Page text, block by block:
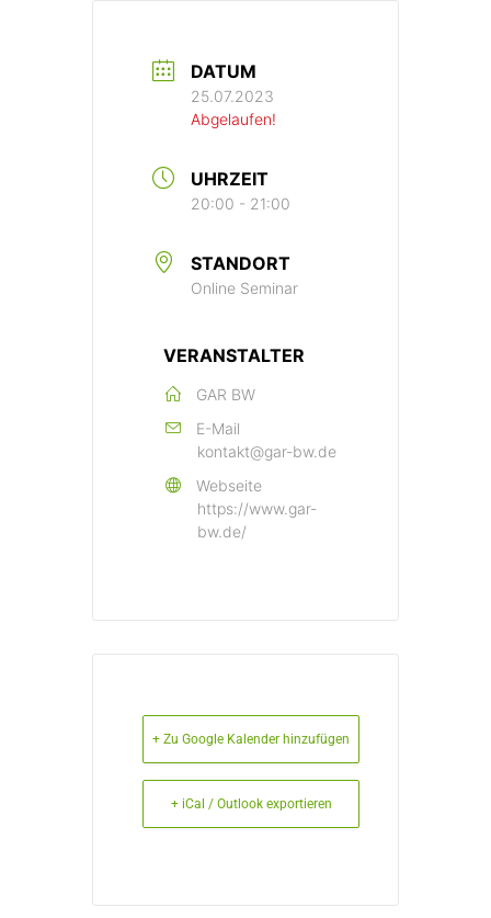
DATUM
25.07.2023
Abgelaufen!
UHRZEIT
20:00 - 21:00
STANDORT
Online Seminar
VERANSTALTER
GAR BW
E-Mail
kontakt@gar-bw.de
Webseite
https://www.gar-
bw.de/
+ Zu Google Kalender hinzufügen
+ iCal / Outlook exportieren